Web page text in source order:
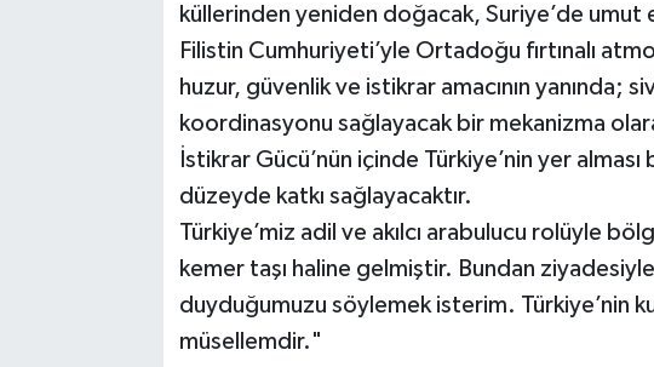
küllerinden yeniden doğacak, Suriye’de
Filistin Cumhuriyeti’yle Ortadoğu fırtınalı
huzur, güvenlik ve istikrar amacının yanında;
koordinasyonu sağlayacak bir mekanizma
İstikrar Gücü’nün içinde Türkiye’nin yer
düzeyde katkı sağlayacaktır.
Türkiye’miz adil ve akılcı arabulucu rolüyle
kemer taşı haline gelmiştir. Bundan
duyduğumuzu söylemek isterim. Türkiye’nin
müsellemdir."